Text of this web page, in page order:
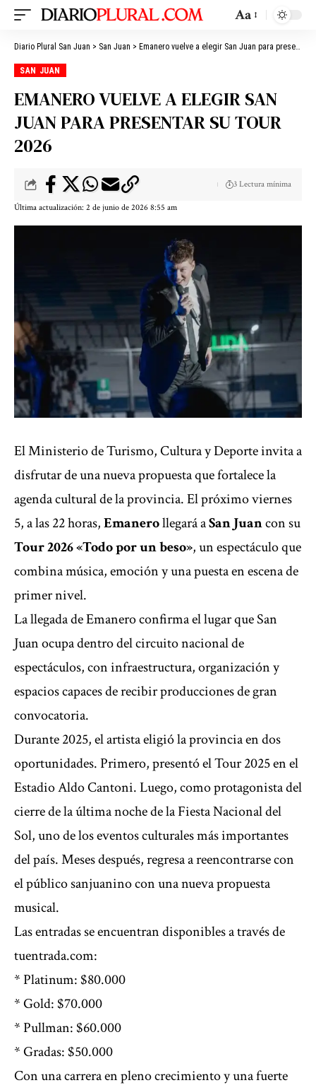
Aa
Diario Plural San Juan > San Juan > Emanero vuelve a elegir San Juan para presentar su Tour 2026
SAN JUAN
EMANERO VUELVE A ELEGIR SAN
JUAN PARA PRESENTAR SU TOUR
2026
Última actualización: 2 de junio de 2026 8:55 am
3 Lectura mínima
El Ministerio de Turismo, Cultura y Deporte invita a
disfrutar de una nueva propuesta que fortalece la
agenda cultural de la provincia. El próximo viernes
5, a las 22 horas,Emanerollegará aSan Juancon su
Tour 2026 «Todo por un beso», un espectáculo que
combina música, emoción y una puesta en escena de
primer nivel.
La llegada de Emanero confirma el lugar que San
Juan ocupa dentro del circuito nacional de
espectáculos, con infraestructura, organización y
espacios capaces de recibir producciones de gran
convocatoria.
Durante 2025, el artista eligió la provincia en dos
oportunidades. Primero, presentó el Tour 2025 en el
Estadio Aldo Cantoni. Luego, como protagonista del
cierre de la última noche de la Fiesta Nacional del
Sol, uno de los eventos culturales más importantes
del país. Meses después, regresa a reencontrarse con
el público sanjuanino con una nueva propuesta
musical.
Las entradas se encuentran disponibles a través de
tuentrada.com:
* Platinum: $80.000
* Gold: $70.000
* Pullman: $60.000
* Gradas: $50.000
Con una carrera en pleno crecimiento y una fuerte